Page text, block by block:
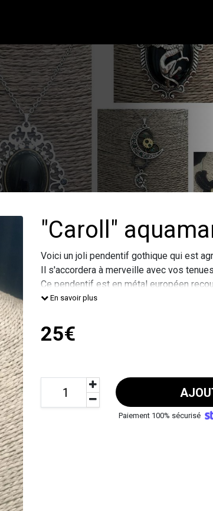
"Caroll"
Voici un joli pendentif gothique qui est
Il s'accordera à merveille avec vos
Ce pendentif est en métal européen
Tous les métaux utilisés pour fabriquer
Taille du pendentif : 68x45mm.
La cha
En savoir plus
25€
Paiement 100% sécurisé